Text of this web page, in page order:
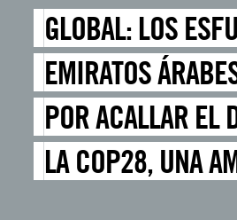
GLOBAL: LOS
EMIRATOS
POR ACALLAR EL
LA COP28, UNA